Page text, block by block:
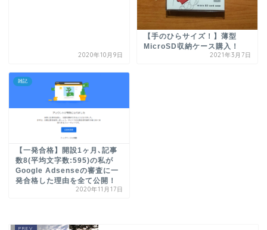
2020年10月9日
【手のひらサイズ！】薄型
MicroSD収納ケース購入！
2021年3月7日
雑記
【一発合格】開設1ヶ月､記事
数8(平均文字数:595)の私が
Google Adsenseの審査に一
発合格した理由を全て公開！
2020年11月17日